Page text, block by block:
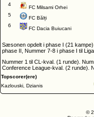
4
FC Milsami Orhei
5
FC Bălți
6
FC Dacia Buiucani
Sæsonen opdelt i phase I (21
phase II, Nummer 7-8 i phase I til
Nummer 1 til CL-kval. (1 runde).
Conference League-kval. (2 runde).
Topscorer(ere)
Kazlouski, Dzianis
©